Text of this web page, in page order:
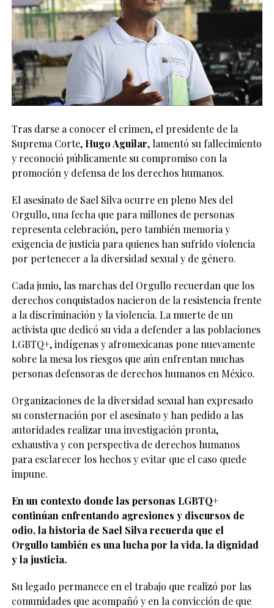
Tras darse a conocer el crimen, el presidente de la
Suprema Corte, Hugo Aguilar, lamentó su fallecimiento
y reconoció públicamente su compromiso con la
promoción y defensa de los derechos humanos.
El asesinato de Sael Silva ocurre en pleno Mes del
Orgullo, una fecha que para millones de personas
representa celebración, pero también memoria y
exigencia de justicia para quienes han sufrido violencia
por pertenecer a la diversidad sexual y de género.
Cada junio, las marchas del Orgullo recuerdan que los
derechos conquistados nacieron de la resistencia frente
a la discriminación y la violencia. La muerte de un
activista que dedicó su vida a defender a las poblaciones
LGBTQ+, indígenas y afromexicanas pone nuevamente
sobre la mesa los riesgos que aún enfrentan muchas
personas defensoras de derechos humanos en México.
Organizaciones de la diversidad sexual han expresado
su consternación por el asesinato y han pedido a las
autoridades realizar una investigación pronta,
exhaustiva y con perspectiva de derechos humanos
para esclarecer los hechos y evitar que el caso quede
impune.
En un contexto donde las personas LGBTQ+
continúan enfrentando agresiones y discursos de
odio, la historia de Sael Silva recuerda que el
Orgullo también es una lucha por la vida, la dignidad
y la justicia.
Su legado permanece en el trabajo que realizó por las
comunidades que acompañó y en la convicción de que